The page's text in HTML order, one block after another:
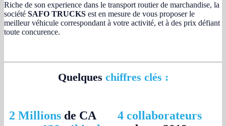
Riche de son experience dans le transport routier de marchandise, la
société SAFO TRUCKS est en mesure de vous proposer le
meilleur véhicule correspondant à votre activité, et à des prix défiant
toute concurence.
Quelques chiffres clés :
2 Millions de CA
4 collaborateurs